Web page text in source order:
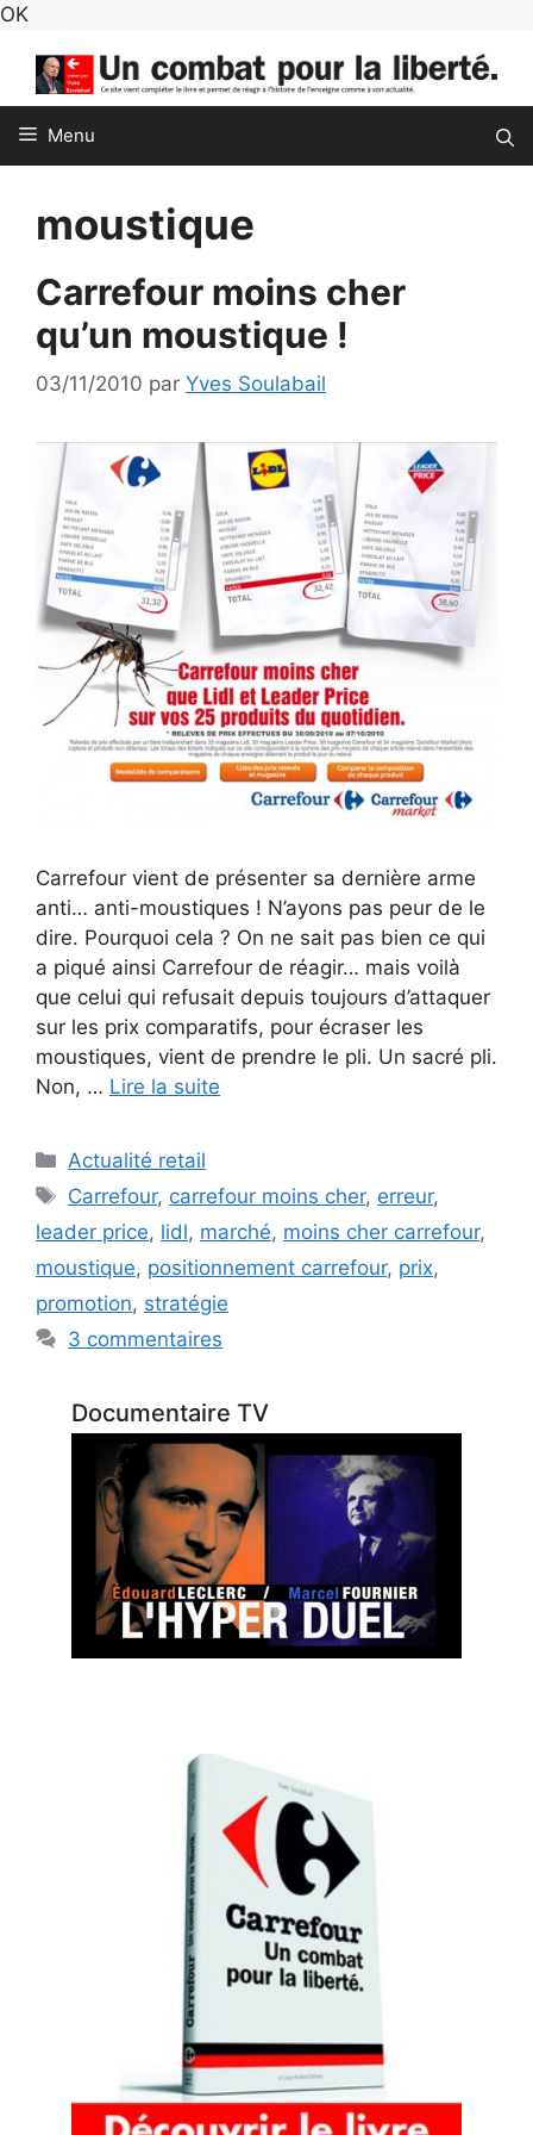
OKAller
contenu
Menu
moustique
Carrefour moins cher
qu’un moustique !
03/11/2010 par Yves Soulabail
Carrefour vient de présenter sa dernière arme
anti… anti-moustiques ! N’ayons pas peur de le
dire. Pourquoi cela ? On ne sait pas bien ce qui
a piqué ainsi Carrefour de réagir… mais voilà
que celui qui refusait depuis toujours d’attaquer
sur les prix comparatifs, pour écraser les
moustiques, vient de prendre le pli. Un sacré pli.
Non, … Lire la suite
Catégories
Actualité retail
Étiquettes
Carrefour, carrefour moins cher, erreur,
leader price, lidl, marché, moins cher carrefour,
moustique, positionnement carrefour, prix,
promotion, stratégie
3 commentaires
Documentaire TV